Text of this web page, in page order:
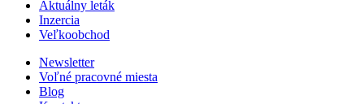
Aktuálny leták
Inzercia
Veľkoobchod
Newsletter
Voľné pracovné miesta
Blog